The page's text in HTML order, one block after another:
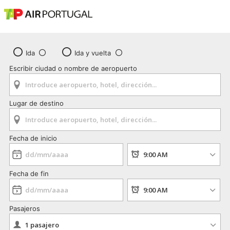
Ida
Ida y vuelta
Escribir ciudad o nombre de aeropuerto
Lugar de destino
Fecha de inicio
Fecha de fin
Pasajeros